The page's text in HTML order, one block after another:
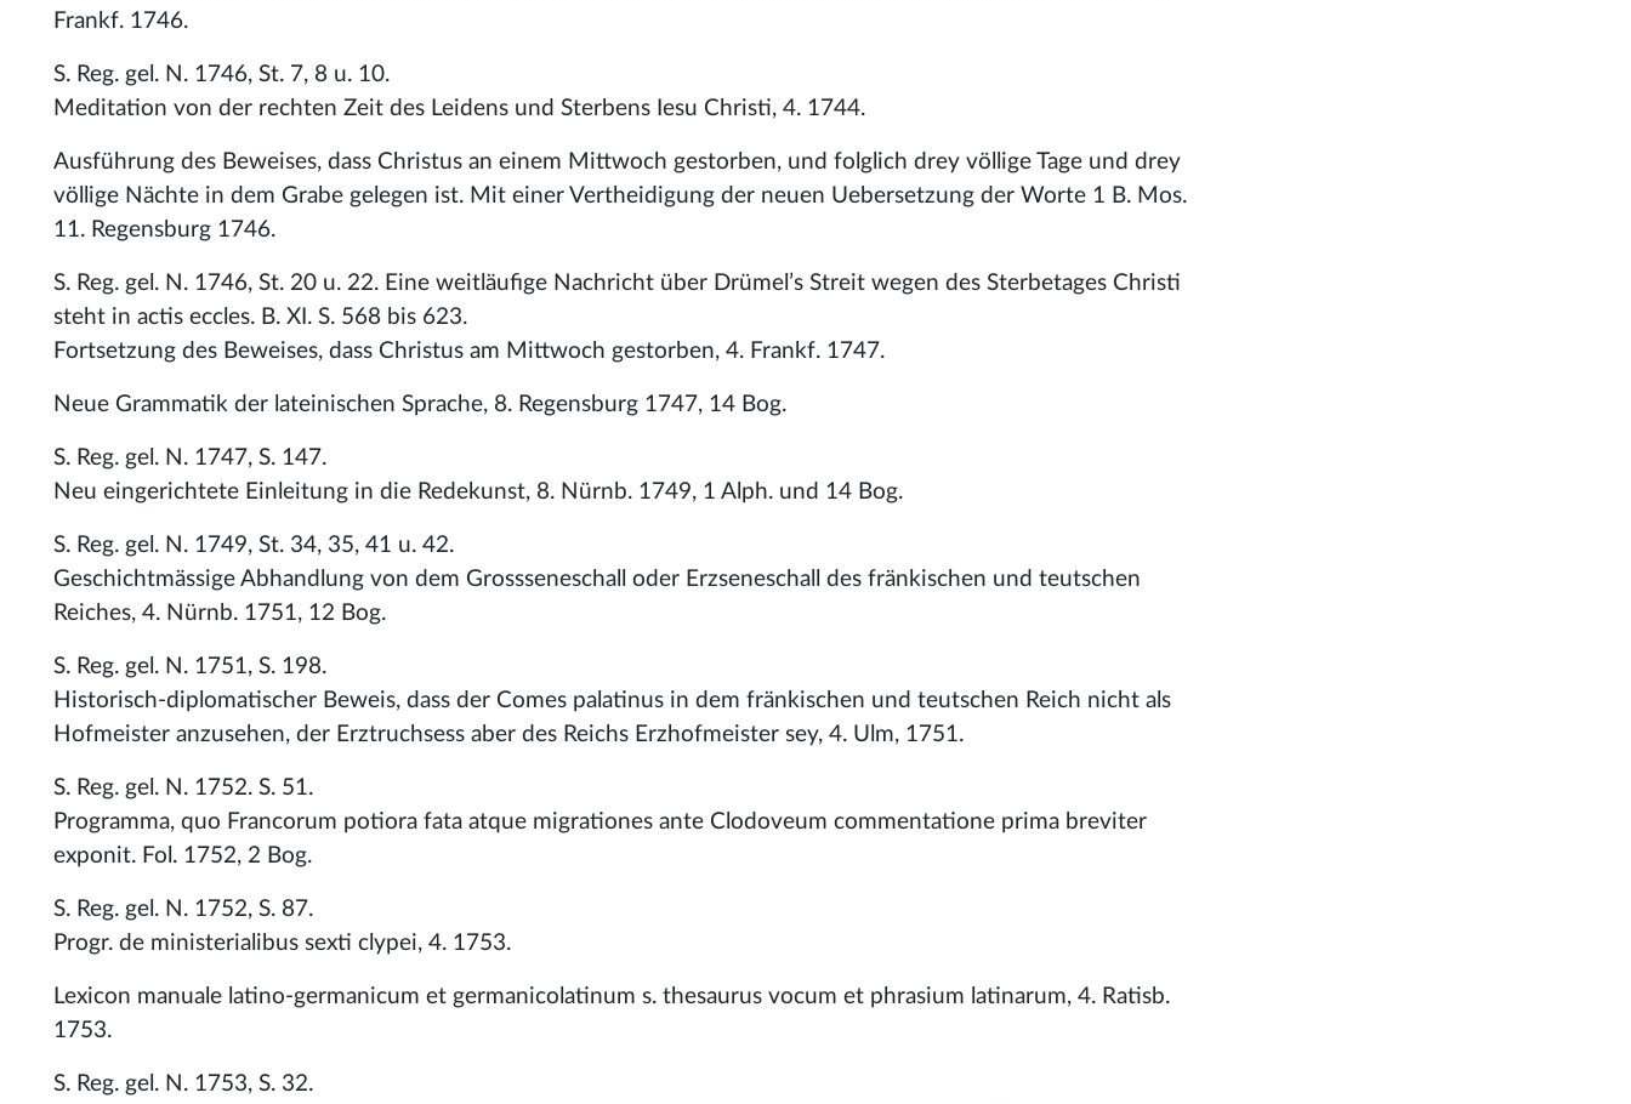
Frankf. 1746.
S. Reg. gel. N. 1746, St. 7, 8 u. 10.
Meditation von der rechten Zeit des Leidens und Sterbens Iesu Christi, 4. 1744.
Ausführung des Beweises, dass Christus an einem Mittwoch gestorben, und folglich drey völlige Tage und drey
völlige Nächte in dem Grabe gelegen ist. Mit einer Vertheidigung der neuen Uebersetzung der Worte 1 B. Mos.
11. Regensburg 1746.
S. Reg. gel. N. 1746, St. 20 u. 22. Eine weitläufige Nachricht über Drümel’s Streit wegen des Sterbetages Christi
steht in actis eccles. B. XI. S. 568 bis 623.
Fortsetzung des Beweises, dass Christus am Mittwoch gestorben, 4. Frankf. 1747.
Neue Grammatik der lateinischen Sprache, 8. Regensburg 1747, 14 Bog.
S. Reg. gel. N. 1747, S. 147.
Neu eingerichtete Einleitung in die Redekunst, 8. Nürnb. 1749, 1 Alph. und 14 Bog.
S. Reg. gel. N. 1749, St. 34, 35, 41 u. 42.
Geschichtmässige Abhandlung von dem Grossseneschall oder Erzseneschall des fränkischen und teutschen
Reiches, 4. Nürnb. 1751, 12 Bog.
S. Reg. gel. N. 1751, S. 198.
Historisch-diplomatischer Beweis, dass der Comes palatinus in dem fränkischen und teutschen Reich nicht als
Hofmeister anzusehen, der Erztruchsess aber des Reichs Erzhofmeister sey, 4. Ulm, 1751.
S. Reg. gel. N. 1752. S. 51.
Programma, quo Francorum potiora fata atque migrationes ante Clodoveum commentatione prima breviter
exponit. Fol. 1752, 2 Bog.
S. Reg. gel. N. 1752, S. 87.
Progr. de ministerialibus sexti clypei, 4. 1753.
Lexicon manuale latino-germanicum et germanicolatinum s. thesaurus vocum et phrasium latinarum, 4. Ratisb.
1753.
S. Reg. gel. N. 1753, S. 32.